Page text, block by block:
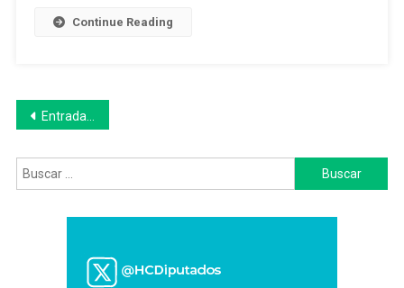
Derechos”:
Lola
Continue Reading
Navegación
de
entradas
Entradas anteriores
Buscar: